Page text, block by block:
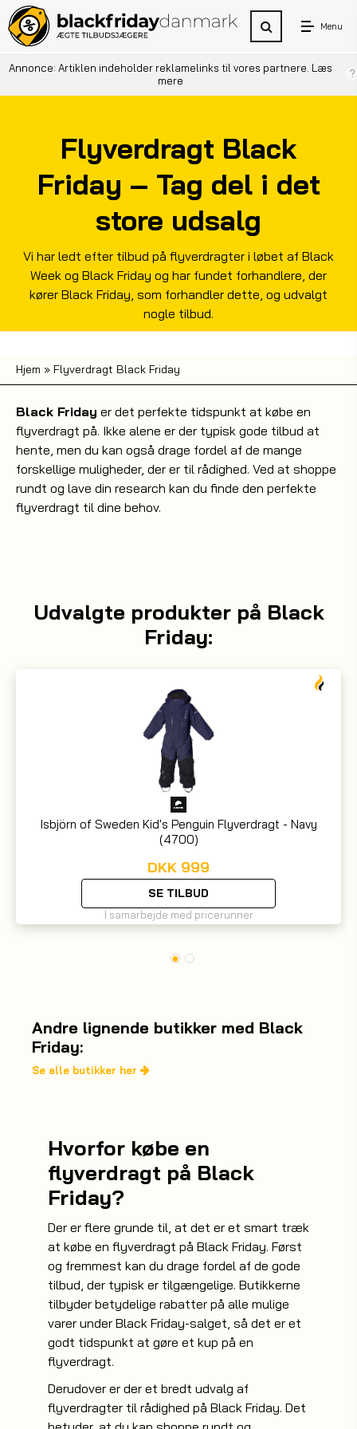
Menu
Annonce: Artiklen indeholder reklamelinks til vores partnere. Læs
mere
Flyverdragt Black
Friday – Tag del i det
store udsalg
Vi har ledt efter tilbud på flyverdragter i løbet af Black
Week og Black Friday og har fundet forhandlere, der
kører Black Friday, som forhandler dette, og udvalgt
nogle tilbud.
Hjem » Flyverdragt Black Friday
Black Friday er det perfekte tidspunkt at købe en
flyverdragt på. Ikke alene er der typisk gode tilbud at
hente, men du kan også drage fordel af de mange
forskellige muligheder, der er til rådighed. Ved at shoppe
rundt og lave din research kan du finde den perfekte
flyverdragt til dine behov.
Udvalgte produkter på Black
Friday:
Isbjörn of Sweden Kid's Penguin Flyverdragt - Navy
(4700)
I samarbejde med pricerunner
DKK 999
SE TILBUD
Andre lignende butikker med Black
Friday:
Se alle butikker her
Hvorfor købe en
flyverdragt på Black
Friday?
Der er flere grunde til, at det er et smart træk
at købe en flyverdragt på Black Friday. Først
og fremmest kan du drage fordel af de gode
tilbud, der typisk er tilgængelige. Butikkerne
tilbyder betydelige rabatter på alle mulige
varer under Black Friday-salget, så det er et
godt tidspunkt at gøre et kup på en
flyverdragt.
Derudover er der et bredt udvalg af
flyverdragter til rådighed på Black Friday. Det